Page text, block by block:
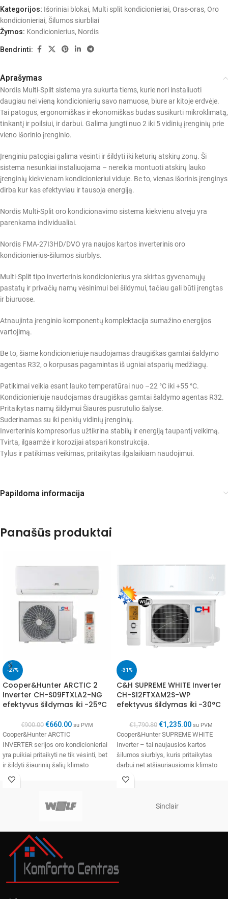
Kategorijos: Išoriniai blokai, Multi split kondicionieriai, Oras-oras, Oro
kondicionieriai, Šilumos siurbliai
Žymos: Kondicionierius, Nordis
Bendrinti:
Aprašymas
Nordis Multi-Split sistema yra sukurta tiems, kurie nori instaliuoti
daugiau nei vieną kondicionierių savo namuose, biure ar kitoje erdvėje.
Tai patogus, ergonomiškas ir ekonomiškas būdas susikurti mikroklimatą,
tinkantį ir poilsiui, ir darbui. Galima jungti nuo 2 iki 5 vidinių įrenginių prie
vieno išorinio įrenginio.
Įrenginiu patogiai galima vėsinti ir šildyti iki keturių atskirų zonų. Ši
sistema nesunkiai instaliuojama – nereikia montuoti atskirų lauko
įrenginių kiekvienam kondicionieriui viduje. Be to, vienas išorinis įrenginys
dirba kur kas efektyviau ir tausoja energiją.
Nordis Multi-Split oro kondicionavimo sistema kiekvienu atveju yra
parenkama individualiai.
Nordis FMA-27I3HD/DVO yra naujos kartos inverterinis oro
kondicionierius-šilumos siurblys.
Multi-Split tipo inverterinis kondicionierius yra skirtas gyvenamųjų
pastatų ir privačių namų vėsinimui bei šildymui, tačiau gali būti įrengtas
ir biuruose.
Atnaujinta įrenginio komponentų komplektacija sumažino energijos
vartojimą.
Be to, šiame kondicionieriuje naudojamas draugiškas gamtai šaldymo
agentas R32, o korpusas pagamintas iš ugniai atsparių medžiagų.
Patikimai veikia esant lauko temperatūrai nuo –22 °C iki +55 °C.
Kondicionieriuje naudojamas draugiškas gamtai šaldymo agentas R32.
Pritaikytas namų šildymui Šiaurės pusrutulio šalyse.
Suderinamas su iki penkių vidinių įrenginių.
Inverterinis kompresorius užtikrina stabilų ir energiją taupantį veikimą.
Tvirta, ilgaamžė ir korozijai atspari konstrukcija.
Tylus ir patikimas veikimas, pritaikytas ilgalaikiam naudojimui.
Papildoma informacija
Panašūs produktai
-27%
Cooper&Hunter ARCTIC 2
Inverter CH-S09FTXLA2-NG
efektyvus šildymas iki -25°C
€900.00 €660.00 su PVM
Cooper&Hunter ARCTIC
INVERTER serijos oro kondicionieriai
yra puikiai pritaikyti ne tik vėsinti, bet
ir šildyti šiaurinių šalių klimato
sąlygomis. Tarptautinė
-31%
C&H SUPREME WHITE Inverter
CH-S12FTXAM2S-WP
efektyvus šildymas iki -30°C
€1,790.80 €1,235.00 su PVM
Cooper&Hunter SUPREME WHITE
Inverter – tai naujausios kartos
šilumos siurblys, kuris pritaikytas
darbui net atšiauriausiomis klimato
sąlygomis. Unikali CH 7-
Sinclair